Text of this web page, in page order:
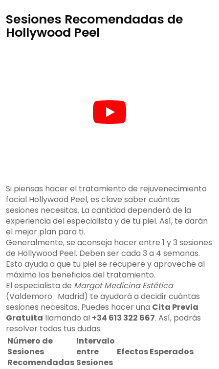
Sesiones Recomendadas de
Hollywood Peel
Si piensas hacer el tratamiento de rejuvenecimiento
facial Hollywood Peel, es clave saber cuántas
sesiones necesitas. La cantidad dependerá de la
experiencia del especialista y de tu piel. Así, te darán
el mejor plan para ti.
Generalmente, se aconseja hacer entre 1 y 3 sesiones
de Hollywood Peel. Deben ser cada 3 a 4 semanas.
Esto ayuda a que tu piel se recupere y aproveche al
máximo los beneficios del tratamiento.
El especialista de Margot Medicina Estética
(Valdemoro · Madrid) te ayudará a decidir cuántas
sesiones necesitas. Puedes hacer una Cita Previa
Gratuita llamando al +34 613 322 667. Así, podrás
resolver todas tus dudas.
Número de
Sesiones
Recomendadas
Intervalo
entre
Sesiones
Efectos Esperados